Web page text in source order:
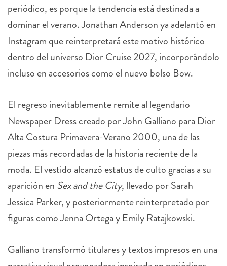
periódico, es porque la tendencia está destinada a
dominar el verano. Jonathan Anderson ya adelantó en
Instagram que reinterpretará este motivo histórico
dentro del universo Dior Cruise 2027, incorporándolo
incluso en accesorios como el nuevo bolso Bow.
El regreso inevitablemente remite al legendario
Newspaper Dress creado por John Galliano para Dior
Alta Costura Primavera-Verano 2000, una de las
piezas más recordadas de la historia reciente de la
moda. El vestido alcanzó estatus de culto gracias a su
aparición en Sex and the City, llevado por Sarah
Jessica Parker, y posteriormente reinterpretado por
figuras como Jenna Ortega y Emily Ratajkowski.
Galliano transformó titulares y textos impresos en una